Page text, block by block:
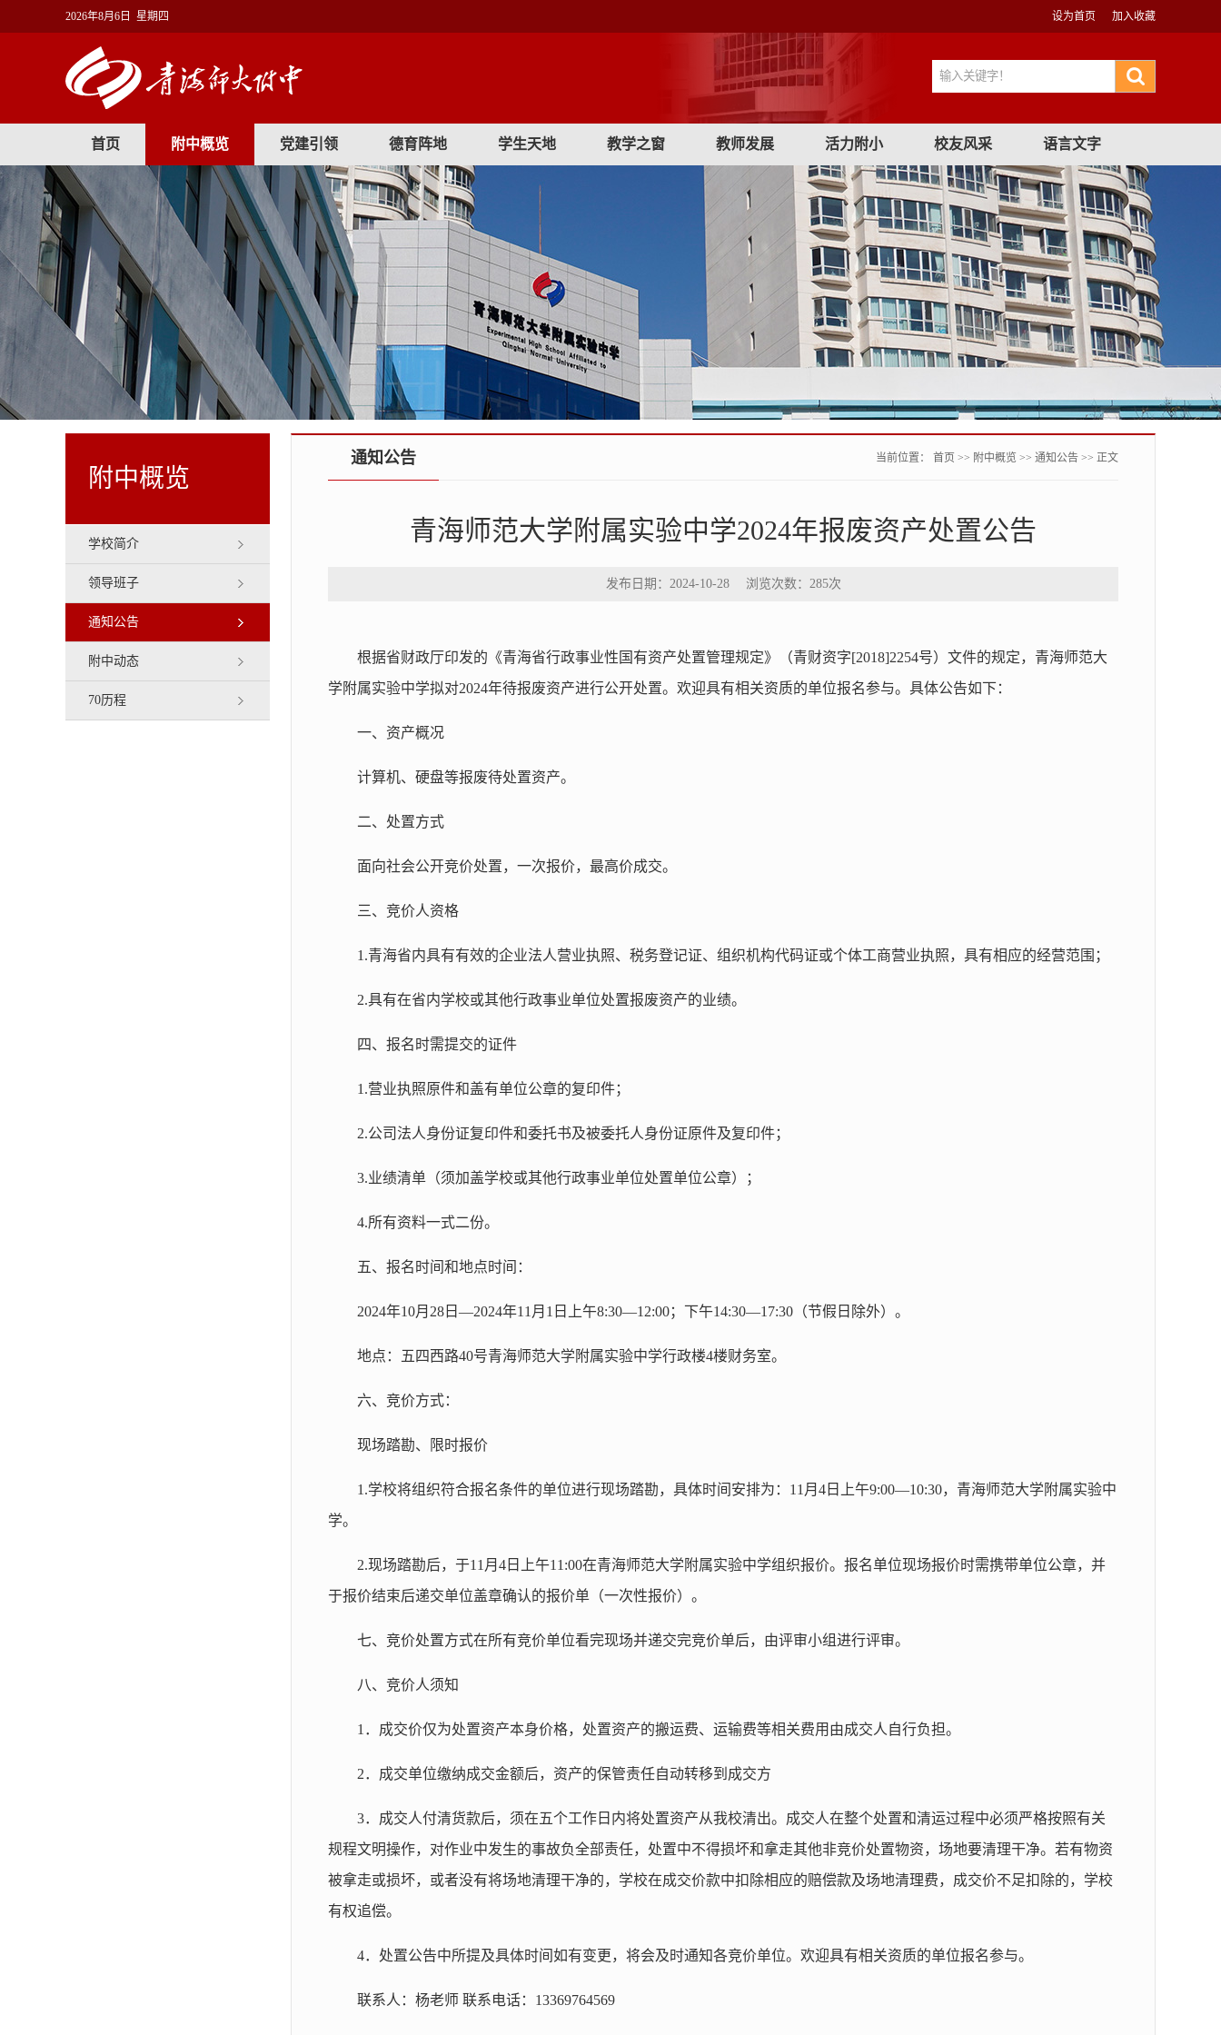
2026年8月6日 星期四 设为首页 加入收藏
首页 附中概览 党建引领 德育阵地 学生天地 教学之窗 教师发展 活力附小 校友风采 语言文字
附中概览
学校简介
领导班子
通知公告
附中动态
70历程
通知公告 当前位置： 首页 >> 附中概览 >> 通知公告 >> 正文
青海师范大学附属实验中学2024年报废资产处置公告
发布日期：2024-10-28 浏览次数： 285次
根据省财政厅印发的《青海省行政事业性国有资产处置管理规定》（青财资字[2018]2254号）文件的规定，青海师范大
学附属实验中学拟对2024年待报废资产进行公开处置。欢迎具有相关资质的单位报名参与。具体公告如下：
一、资产概况
计算机、硬盘等报废待处置资产。
二、处置方式
面向社会公开竞价处置，一次报价，最高价成交。
三、竞价人资格
1.青海省内具有有效的企业法人营业执照、税务登记证、组织机构代码证或个体工商营业执照，具有相应的经营范围；
2.具有在省内学校或其他行政事业单位处置报废资产的业绩。
四、报名时需提交的证件
1.营业执照原件和盖有单位公章的复印件；
2.公司法人身份证复印件和委托书及被委托人身份证原件及复印件；
3.业绩清单（须加盖学校或其他行政事业单位处置单位公章）；
4.所有资料一式二份。
五、报名时间和地点时间：
2024年10月28日—2024年11月1日上午8:30—12:00；下午14:30—17:30（节假日除外）。
地点：五四西路40号青海师范大学附属实验中学行政楼4楼财务室。
六、竞价方式：
现场踏勘、限时报价
1.学校将组织符合报名条件的单位进行现场踏勘，具体时间安排为：11月4日上午9:00—10:30，青海师范大学附属实验中
学。
2.现场踏勘后，于11月4日上午11:00在青海师范大学附属实验中学组织报价。报名单位现场报价时需携带单位公章，并
于报价结束后递交单位盖章确认的报价单（一次性报价）。
七、竞价处置方式在所有竞价单位看完现场并递交完竞价单后，由评审小组进行评审。
八、竞价人须知
1．成交价仅为处置资产本身价格，处置资产的搬运费、运输费等相关费用由成交人自行负担。
2．成交单位缴纳成交金额后，资产的保管责任自动转移到成交方
3．成交人付清货款后，须在五个工作日内将处置资产从我校清出。成交人在整个处置和清运过程中必须严格按照有关
规程文明操作，对作业中发生的事故负全部责任，处置中不得损坏和拿走其他非竞价处置物资，场地要清理干净。若有物资
被拿走或损坏，或者没有将场地清理干净的，学校在成交价款中扣除相应的赔偿款及场地清理费，成交价不足扣除的，学校
有权追偿。
4．处置公告中所提及具体时间如有变更，将会及时通知各竞价单位。欢迎具有相关资质的单位报名参与。
联系人：杨老师 联系电话：13369764569